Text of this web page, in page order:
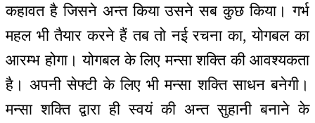
कहावत है जिसने अन्त किया उसने सब कुछ किया। गर्भ
महल भी तैयार करने हैं तब तो नई रचना का, योगबल का
आरम्भ होगा। योगबल के लिए मन्सा शक्ति की आवश्यकता
है। अपनी सेफ्टी के लिए भी मन्सा शक्ति साधन बनेगी।
मन्सा शक्ति द्वारा ही स्वयं की अन्त सुहानी बनाने के